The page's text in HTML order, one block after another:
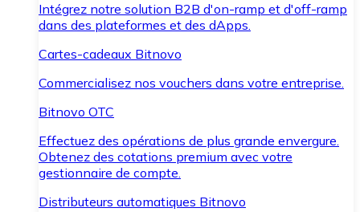
Intégrez notre solution B2B d'on-ramp et d'off-ramp
dans des plateformes et des dApps.
Cartes-cadeaux Bitnovo
Commercialisez nos vouchers dans votre entreprise.
Bitnovo OTC
Effectuez des opérations de plus grande envergure.
Obtenez des cotations premium avec votre
gestionnaire de compte.
Distributeurs automatiques Bitnovo